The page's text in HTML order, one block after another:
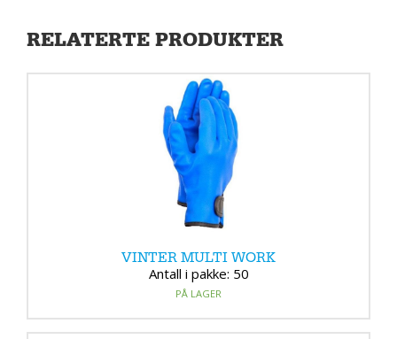
RELATERTE PRODUKTER
VINTER MULTI WORK
Antall i pakke: 50
PÅ LAGER